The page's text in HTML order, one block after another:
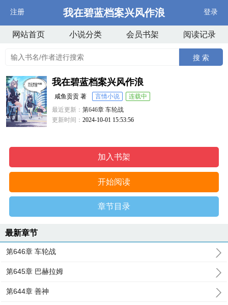
注册 我在碧蓝档案兴风作浪 登录
网站首页 小说分类 会员书架 阅读记录
搜 索
我在碧蓝档案兴风作浪
咸鱼贡贡 著 言情小说
连载中
最近更新：第646章 车轮战
更新时间：2024-10-01 15:53:56
加入书架
开始阅读
章节目录
最新章节
第646章 车轮战
第645章 巴赫拉姆
第644章 善神